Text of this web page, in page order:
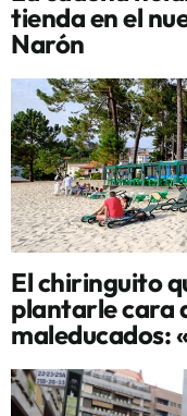
tienda en el
Narón
El chiringuito
plantarle cara
maleducados: